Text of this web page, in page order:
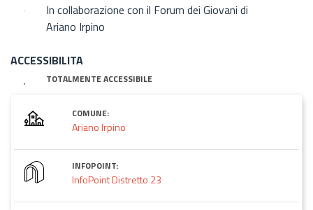
In collaborazione con il Forum dei Giovani di
Ariano Irpino
ACCESSIBILITA
TOTALMENTE ACCESSIBILE
COMUNE:
Ariano Irpino
INFOPOINT:
InfoPoint Distretto 23